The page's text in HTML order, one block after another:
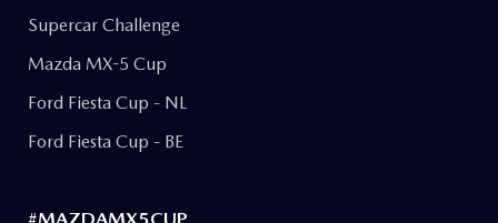
Supercar Challenge
Mazda MX-5 Cup
Ford Fiesta Cup - NL
Ford Fiesta Cup - BE